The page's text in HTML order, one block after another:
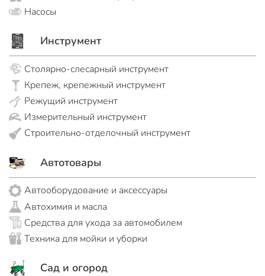
Насосы
Инструмент
Столярно-слесарный инструмент
Крепеж, крепежный инструмент
Режущий инструмент
Измерительный инструмент
Строительно-отделочный инструмент
Автотовары
Автооборудование и аксессуары
Автохимия и масла
Средства для ухода за автомобилем
Техника для мойки и уборки
Сад и огород